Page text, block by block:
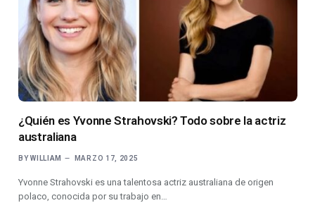
¿Quién es Yvonne Strahovski? Todo sobre la actriz
australiana
BY WILLIAM MARZO 17, 2025
Yvonne Strahovski es una talentosa actriz australiana de origen
polaco, conocida por su trabajo en…